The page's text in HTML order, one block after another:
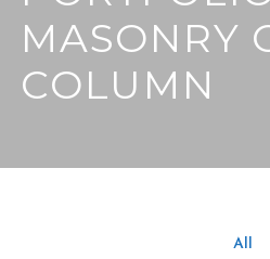
MASONRY
COLUMN
All